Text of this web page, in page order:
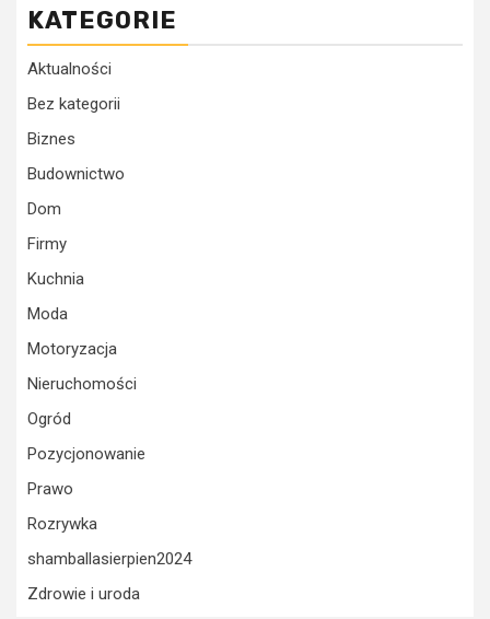
KATEGORIE
Aktualności
Bez kategorii
Biznes
Budownictwo
Dom
Firmy
Kuchnia
Moda
Motoryzacja
Nieruchomości
Ogród
Pozycjonowanie
Prawo
Rozrywka
shamballasierpien2024
Zdrowie i uroda